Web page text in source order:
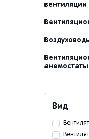
вентиляции
анемостаты
Вид